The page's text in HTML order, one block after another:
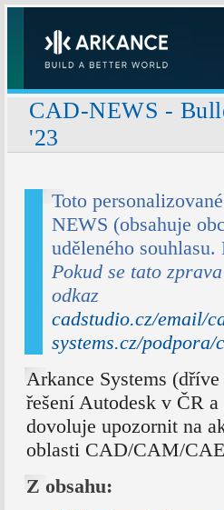
CAD-NEWS -
'23
Toto
NEWS (obsahuje
uděleného
Pokud se tato
odkaz
cadstudio.cz/email/
systems.cz/podpora/
Arkance Systems
řešení Autodesk v ČR
dovoluje upozornit na
oblasti CAD/CAM/
Z obsahu: